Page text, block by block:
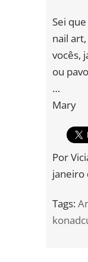
Sei
nail
vocês,
ou
…
Mary
Por
janeiro
Tags: